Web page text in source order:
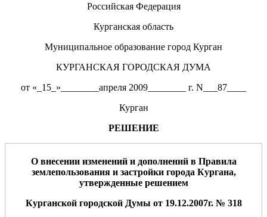
Российская Федерация
Курганская область
Муниципальное образование город Курган
КУРГАНСКАЯ ГОРОДСКАЯ ДУМА
от «_15_»________апреля 2009________ г. N___87____
Курган
РЕШЕНИЕ
О внесении изменений и дополнений в Правила
землепользования и застройки города Кургана,
утвержденные решением
Курганской городской Думы от 19.12.2007г. № 318